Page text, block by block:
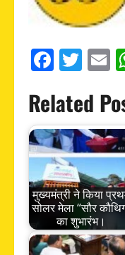
Related
मुख्यमंत्री ने किया
सोलर मेला “सौर
का शुभारंभ।